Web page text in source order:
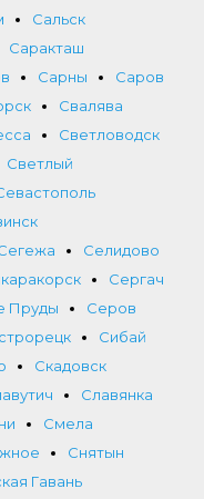
Сальск
Саракташ
Сарны
Саров
Свалява
Светловодск
Светлый
Селидово
Сергач
Пруды
Серов
Сибай
Скадовск
Славянка
Смела
Снятын
Гавань